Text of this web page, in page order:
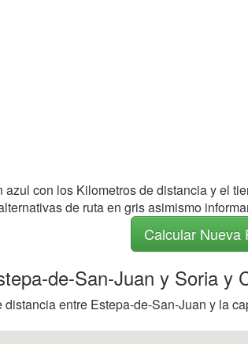
con los Kilometros de distancia y el
de ruta en gris asimismo
Calcular Nueva
de-San-Juan y Soria y
entre Estepa-de-San-Juan y la